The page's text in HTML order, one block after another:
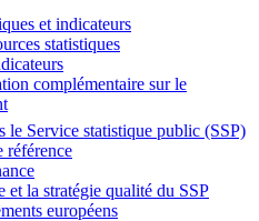
et indicateurs
statistiques
complémentaire sur le
le Service statistique public (SSP)
référence
et la stratégie qualité du SSP
européens